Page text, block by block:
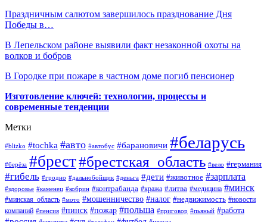
Праздничным салютом завершилось празднование Дня
Победы в…
В Лепельском районе выявили факт незаконной охоты на
волков и бобров
В Городке при пожаре в частном доме погиб пенсионер
Изготовление ключей: технологии, процессы и
современные тенденции
Метки
#blizko #tochka #авто #автобус #барановичи #беларусь
#берёза #брест#брестская_область #вело #германия
#гибель #гродно #дальнобойщик #деньга #дети #животное #зарплата
#здоровье #каменец #кобрин #контрабанда #кража #литва #медицина #минск
#минская_область #мото #мошенничество #налог #недвижимость #новости
компаний #пенсия #пинск #пожар #польша #приговор #пьяный #работа